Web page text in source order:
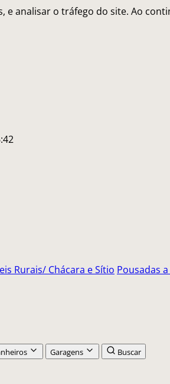
analisar o tráfego do site. Ao
Rurais/ Chácara e Sítio Pousadas
Garagens
Buscar